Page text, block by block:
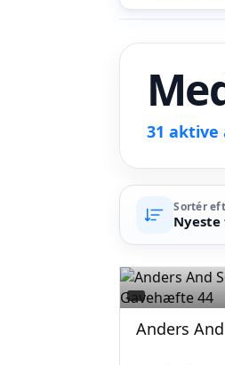
31
Sortér
Anders